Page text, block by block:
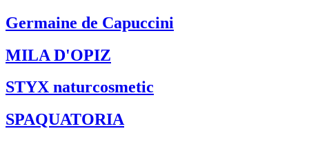
Germaine de Capuccini
MILA D'OPIZ
STYX naturcosmetic
SPAQUATORIA